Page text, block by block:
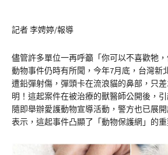
記者 李娉婷/報導
儘管許多單位一再呼籲「你可以不喜歡牠
動物事件仍時有所聞，今年7月底，台灣新
遭鉛彈射傷，彈頭卡在流浪貓的鼻部，只
明！這起案件在被治療的獸醫師公開後，
隨即舉辦愛護動物宣導活動，警方也已展
表示，這起事件凸顯了「動物保護網」的重